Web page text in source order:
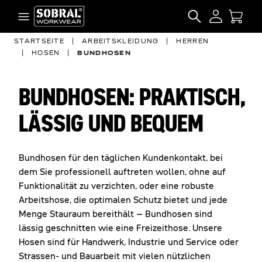
Zum Inhalt springen
SEARCH
STARTSEITE ARBEITSKLEIDUNG
HERREN
HOSEN BUNDHOSEN
BUNDHOSEN: PRAKTISCH,
LÄSSIG UND BEQUEM
Bundhosen für den täglichen Kundenkontakt, bei
dem Sie professionell auftreten wollen, ohne auf
Funktionalität zu verzichten, oder eine robuste
Arbeitshose, die optimalen Schutz bietet und jede
Menge Stauraum bereithält – Bundhosen sind
lässig geschnitten wie eine Freizeithose. Unsere
Hosen sind für Handwerk, Industrie und Service oder
Strassen- und Bauarbeit mit vielen nützlichen